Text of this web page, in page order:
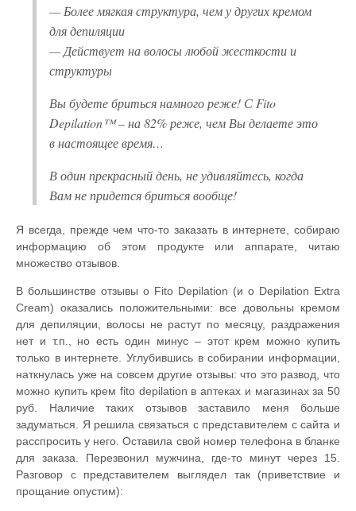
— Более мягкая структура, чем у других кремом
для депиляции
— Действует на волосы любой жесткости и
структуры
Вы будете бриться намного реже! С Fito
Depilation™ – на 82% реже, чем Вы делаете это
в настоящее время…
В один прекрасный день, не удивляйтесь, когда
Вам не придется бриться вообще!
Я всегда, прежде чем что-то заказать в интернете, собираю
информацию об этом продукте или аппарате, читаю
множество отзывов.
В большинстве отзывы о Fito Depilation (и о Depilation Extra
Cream) оказались положительными: все довольны кремом
для депиляции, волосы не растут по месяцу, раздражения
нет и т.п., но есть один минус – этот крем можно купить
только в интернете. Углубившись в собирании информации,
наткнулась уже на совсем другие отзывы: что это развод, что
можно купить крем fito depilation в аптеках и магазинах за 50
руб. Наличие таких отзывов заставило меня больше
задуматься. Я решила связаться с представителем с сайта и
расспросить у него. Оставила свой номер телефона в бланке
для заказа. Перезвонил мужчина, где-то минут через 15.
Разговор с представителем выглядел так (приветствие и
прощание опустим):